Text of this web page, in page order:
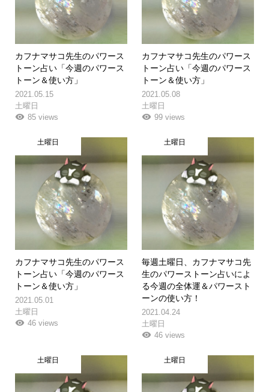
カフナマサコ先生のパワース
トーン占い「今週のパワース
トーン＆使い方」
2021.05.15
土曜日
85 views
カフナマサコ先生のパワース
トーン占い「今週のパワース
トーン＆使い方」
2021.05.08
土曜日
99 views
土曜日
カフナマサコ先生のパワース
トーン占い「今週のパワース
トーン＆使い方」
2021.05.01
土曜日
46 views
土曜日
毎週土曜日、カフナマサコ先
生のパワーストーン占いによ
る今週の全体運＆パワースト
ーンの使い方！
2021.04.24
土曜日
46 views
土曜日 土曜日